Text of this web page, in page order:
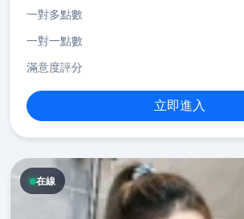
一對多點數
一對一點數
滿意度評分
立即進入
在線